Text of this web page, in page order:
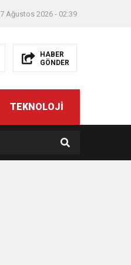
7 Ağustos 2026 - 02:39
HABER
GÖNDER
TEKNOLOJİ